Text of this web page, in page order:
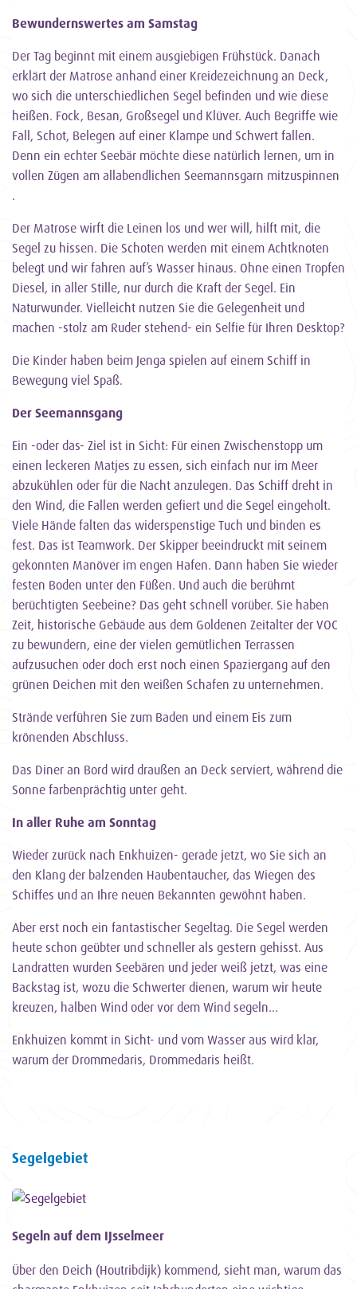
Bewundernswertes am Samstag
Der Tag beginnt mit einem ausgiebigen Frühstück. Danach
erklärt der Matrose anhand einer Kreidezeichnung an Deck,
wo sich die unterschiedlichen Segel befinden und wie diese
heißen. Fock, Besan, Großsegel und Klüver. Auch Begriffe wie
Fall, Schot, Belegen auf einer Klampe und Schwert fallen.
Denn ein echter Seebär möchte diese natürlich lernen, um in
vollen Zügen am allabendlichen Seemannsgarn mitzuspinnen
.
Der Matrose wirft die Leinen los und wer will, hilft mit, die
Segel zu hissen. Die Schoten werden mit einem Achtknoten
belegt und wir fahren auf’s Wasser hinaus. Ohne einen Tropfen
Diesel, in aller Stille, nur durch die Kraft der Segel. Ein
Naturwunder. Vielleicht nutzen Sie die Gelegenheit und
machen -stolz am Ruder stehend- ein Selfie für Ihren Desktop?
Die Kinder haben beim Jenga spielen auf einem Schiff in
Bewegung viel Spaß.
Der Seemannsgang
Ein -oder das- Ziel ist in Sicht: Für einen Zwischenstopp um
einen leckeren Matjes zu essen, sich einfach nur im Meer
abzukühlen oder für die Nacht anzulegen. Das Schiff dreht in
den Wind, die Fallen werden gefiert und die Segel eingeholt.
Viele Hände falten das widerspenstige Tuch und binden es
fest. Das ist Teamwork. Der Skipper beeindruckt mit seinem
gekonnten Manöver im engen Hafen. Dann haben Sie wieder
festen Boden unter den Füßen. Und auch die berühmt
berüchtigten Seebeine? Das geht schnell vorüber. Sie haben
Zeit, historische Gebäude aus dem Goldenen Zeitalter der VOC
zu bewundern, eine der vielen gemütlichen Terrassen
aufzusuchen oder doch erst noch einen Spaziergang auf den
grünen Deichen mit den weißen Schafen zu unternehmen.
Strände verführen Sie zum Baden und einem Eis zum
krönenden Abschluss.
Das Diner an Bord wird draußen an Deck serviert, während die
Sonne farbenprächtig unter geht.
In aller Ruhe am Sonntag
Wieder zurück nach Enkhuizen- gerade jetzt, wo Sie sich an
den Klang der balzenden Haubentaucher, das Wiegen des
Schiffes und an Ihre neuen Bekannten gewöhnt haben.
Aber erst noch ein fantastischer Segeltag. Die Segel werden
heute schon geübter und schneller als gestern gehisst. Aus
Landratten wurden Seebären und jeder weiß jetzt, was eine
Backstag ist, wozu die Schwerter dienen, warum wir heute
kreuzen, halben Wind oder vor dem Wind segeln…
Enkhuizen kommt in Sicht- und vom Wasser aus wird klar,
warum der Drommedaris, Drommedaris heißt.
Segelgebiet
Segeln auf dem IJsselmeer
Über den Deich (Houtribdijk) kommend, sieht man, warum das